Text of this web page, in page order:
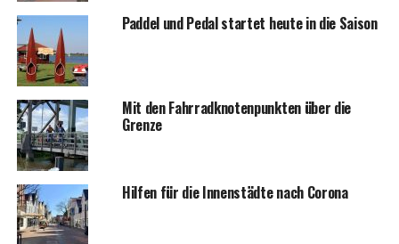
Pad­del und Pedal star­tet heu­te in die Saison
Mit den Fahr­rad­kno­ten­punk­ten über die
Grenze
Hil­fen für die Innen­städ­te nach Corona